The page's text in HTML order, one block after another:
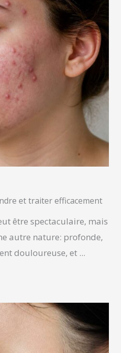
et traiter efficacement
être spectaculaire, mais
autre nature: profonde,
douloureuse, et ...